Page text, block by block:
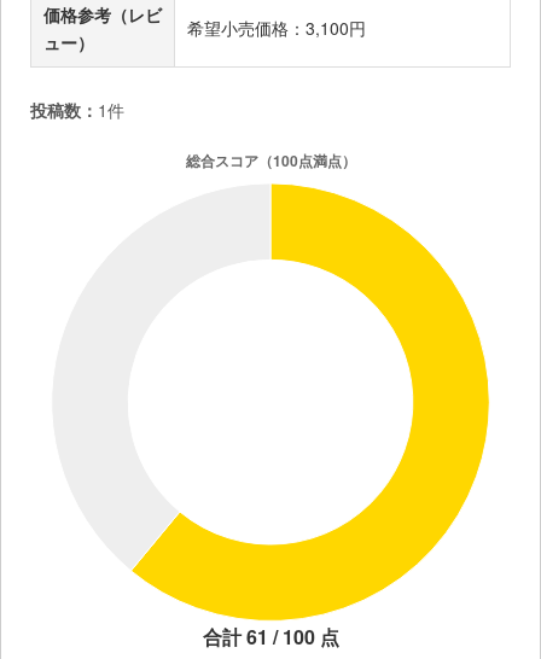
価格参考（レビ
ュー）
希望小売価格：3,100円
投稿数： 1件
合計 61 / 100 点